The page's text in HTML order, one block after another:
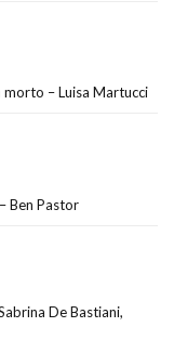
– Luisa Martucci
Ben Pastor
De Bastiani,